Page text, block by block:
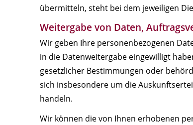
übermitteln, steht bei dem jeweiligen
Weitergabe von Daten,
Wir geben Ihre personenbezogenen
in die Datenweitergabe eingewilligt
gesetzlicher Bestimmungen oder
sich insbesondere um die
handeln.
Wir können die von Ihnen erhobenen